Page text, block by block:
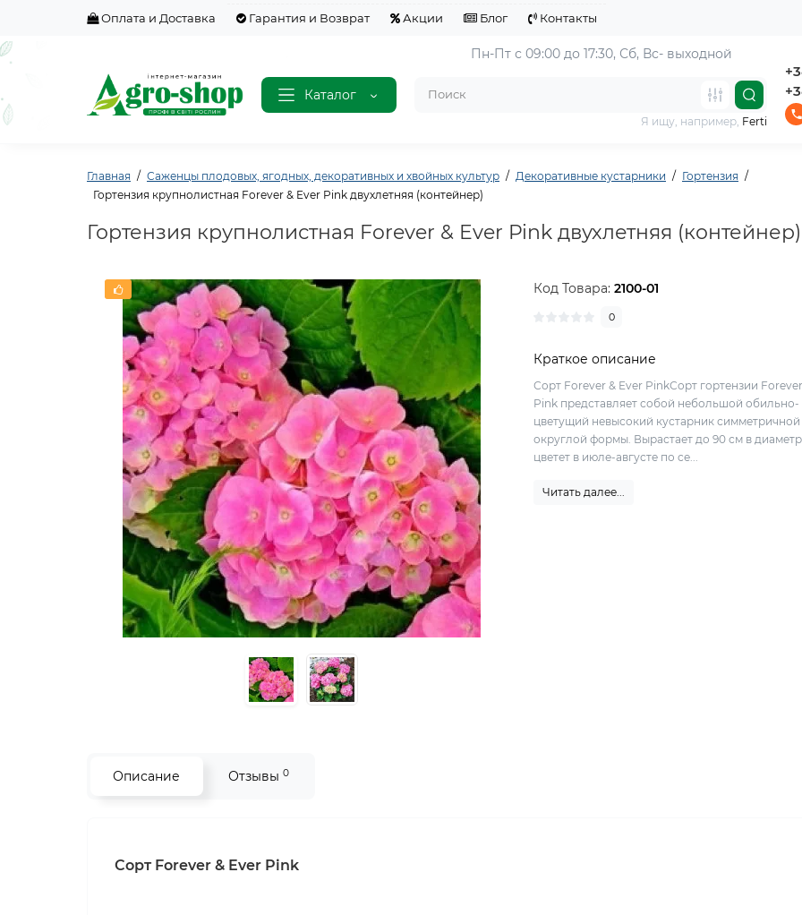
Оплата и Доставка Гарантия и Возврат Акции Блог Контакты
Каталог
Пн-Пт с 09:00 до 17:30, Сб, Вс- выходной
Я ищу, например, Ferti
Главная Саженцы плодовых, ягодных, декоративных и хвойных культур Декоративные кустарники
Гортензия
Гортензия крупнолистная Forever & Ever Pink двухлетняя (контейнер)
Гортензия крупнолистная Forever & Ever Pink двухлетняя (контейнер)
Код Товара:2100-01
0
Краткое описание
Сорт Forever & Ever PinkСорт гортензии
Pink представляет собой небольшой обильно-
цветущий невысокий кустарник симметричной
округлой формы. Вырастает до 90 см в
цветет в июле-августе по се...
Читать далее...
Описание Отзывы 0
Сорт Forever & Ever Pink